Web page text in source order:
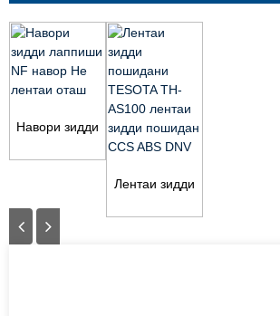
Навори зидди
навор Не
Лентаи зидди
TESOTA TH-